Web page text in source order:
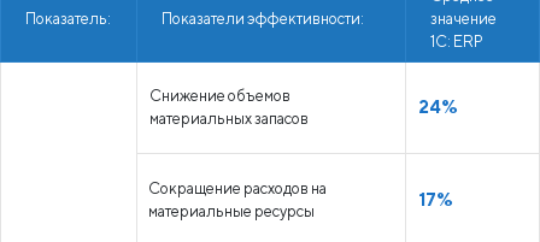
Показатель: Показатели эффективности:
значение
1С: ERP
Снижение объемов
материальных запасов
24%
Сокращение расходов на
материальные ресурсы
17%